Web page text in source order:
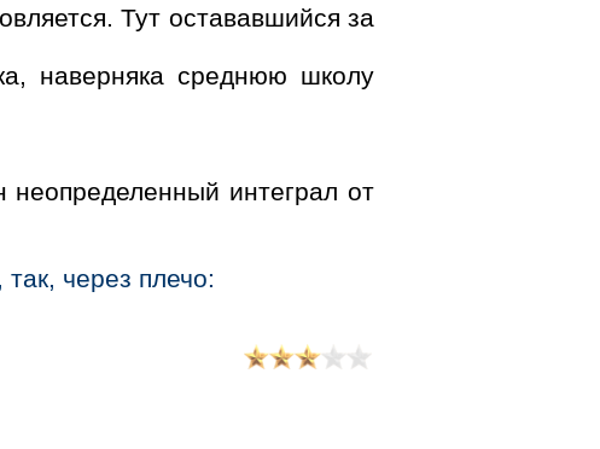
Тут остававшийся за
наверняка среднюю школу
интеграл от
через плечо: